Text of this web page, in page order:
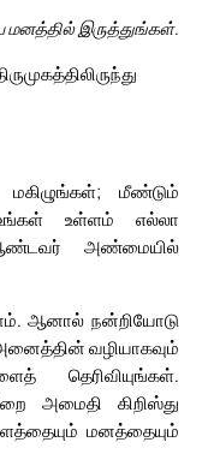
இருத்துங்கள்.
மீண்டும்
உங்கள் உள்ளம் எல்லா
ஆண்டவர் அண்மையில்
ஆனால் நன்றியோடு
வழியாகவும்
தெரிவியுங்கள்.
அமைதி கிறிஸ்து
மனத்தையும்